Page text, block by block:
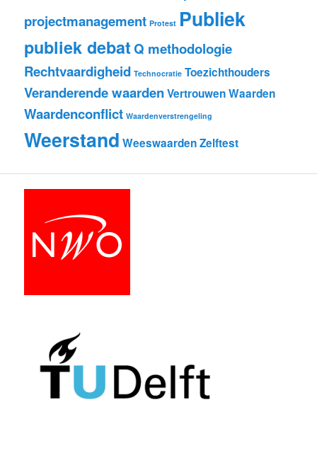
projectmanagement Protest Publiek
publiek debatQ methodologie
Rechtvaardigheid Technocratie Toezichthouders
Veranderende waardenVertrouwenWaarden
Waardenconflict Waardenverstrengeling
Weerstand WeeswaardenZelftest